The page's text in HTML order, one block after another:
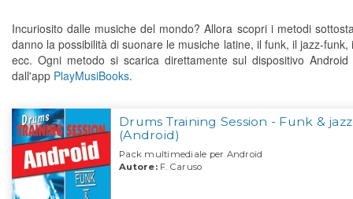
Incuriosito dalle musiche del mondo? Allora scopri i metodi
danno la possibilità di suonare le musiche latine, il funk, il jazz-funk,
ecc. Ogni metodo si scarica direttamente sul dispositivo
dall'app PlayMusiBooks.
Drums Training Session - Funk &
(Android)
Pack multimediale per Android
Autore:F. Caruso